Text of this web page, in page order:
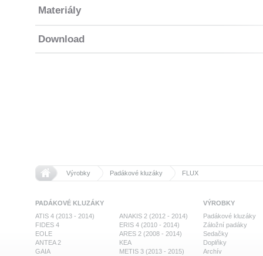
Materiály
Download
Domů Výrobky Padákové kluzáky FLUX
PADÁKOVÉ KLUZÁKY
ATIS 4 (2013 - 2014)
FIDES 4
EOLE
ANTEA 2
GAIA
ANAKIS 2 (2012 - 2014)
ERIS 4 (2010 - 2014)
ARES 2 (2008 - 2014)
KEA
METIS 3 (2013 - 2015)
VÝROBKY
Padákové kluzáky
Záložní padáky
Sedačky
Doplňky
Archív